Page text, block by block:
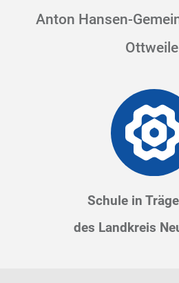
Anton Hansen-
Schule in
des Landkreis